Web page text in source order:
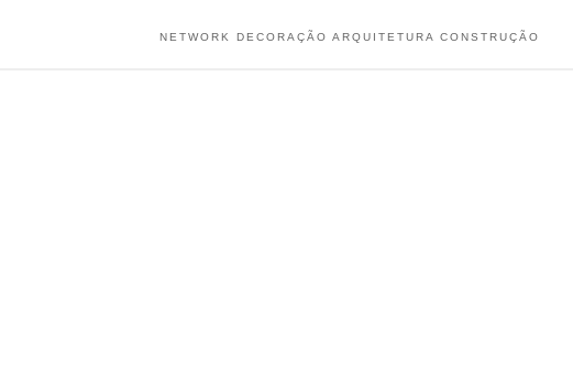
NETWORK DECORAÇÃO ARQUITETURA CONSTRUÇÃO